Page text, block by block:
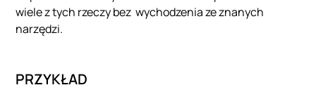
wiele z tych rzeczy bez wychodzenia ze znanych
narzędzi.
PRZYKŁAD